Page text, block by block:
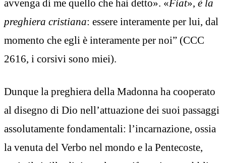
avvenga di me quello che hai detto». «Fiat», è la
preghiera cristiana: essere interamente per lui, dal
momento che egli è interamente per noi” (CCC
2616, i corsivi sono miei).
Dunque la preghiera della Madonna ha cooperato
al disegno di Dio nell’attuazione dei suoi passaggi
assolutamente fondamentali: l’incarnazione, ossia
la venuta del Verbo nel mondo e la Pentecoste,